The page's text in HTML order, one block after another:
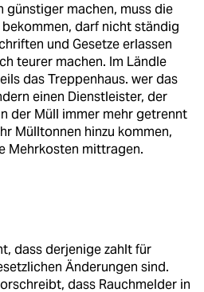
günstiger machen, muss die
darf nicht ständig
und Gesetze erlassen
teurer machen. Im Ländle
das Treppenhaus. wer das
einen Dienstleister, der
der Müll immer mehr getrennt
Mülltonnen hinzu kommen,
Mehrkosten mittragen.
dass derjenige zahlt für
Änderungen sind.
dass Rauchmelder in